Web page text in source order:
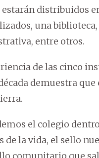
distribuidos
una
entre otros.
de las cinco
demuestra que
el colegio
de la vida, el sello